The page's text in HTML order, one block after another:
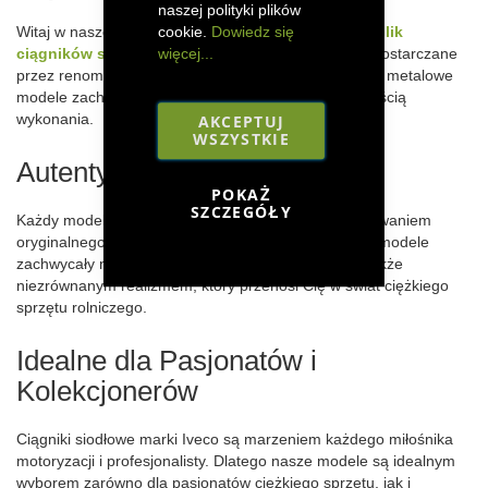
naszej polityki plików
cookie. Dowiedz się
więcej...
AKCEPTUJ
WSZYSTKIE
POKAŻ
SZCZEGÓŁY
Witaj w naszej kolekcjiprecyzyjnie wykonanych replik
ciągników siodłowychmarki
. Dostarczane
przez renomowanego producenta
, te metalowe
modele zachwycają autentycznymi detalami i solidnością
wykonania.
Autentyczność i Realizm
Każdy model w naszej kolekcji jest wiernym odwzorowaniem
oryginalnego pojazdu Iveco. Dbamy o to, aby nasze modele
zachwycały nie tylko detalicznym wykonaniem, ale także
niezrównanym realizmem, który przenosi Cię w świat ciężkiego
sprzętu rolniczego.
Idealne dla Pasjonatów i
Kolekcjonerów
Ciągniki siodłowe marki Iveco są marzeniem każdego miłośnika
motoryzacji i profesjonalisty. Dlatego nasze modele są idealnym
wyborem zarówno dla pasjonatów ciężkiego sprzętu, jak i